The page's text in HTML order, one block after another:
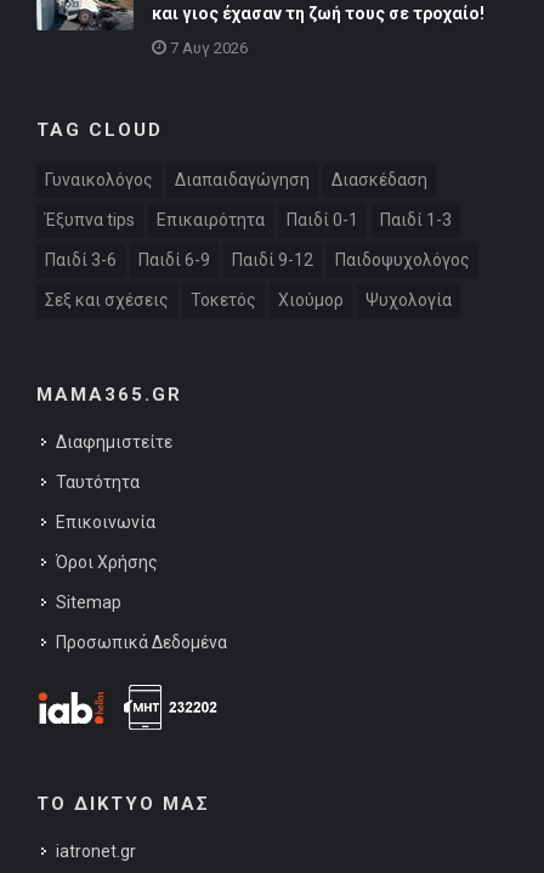
και γιος έχασαν τη ζωή τους σε τροχαίο!
7 Αυγ 2026
TAG CLOUD
Γυναικολόγος Διαπαιδαγώγηση Διασκέδαση
Έξυπνα tips Επικαιρότητα Παιδί 0-1 Παιδί 1-3
Παιδί 3-6 Παιδί 6-9 Παιδί 9-12 Παιδοψυχολόγος
Σεξ και σχέσεις Τοκετός Χιούμορ Ψυχολογία
MAMA365.GR
Διαφημιστείτε
Ταυτότητα
Επικοινωνία
Όροι Χρήσης
Sitemap
Προσωπικά Δεδομένα
ΤΟ ΔΙΚΤΥΟ ΜΑΣ
iatronet.gr